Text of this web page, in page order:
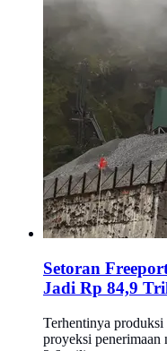
Setoran
Jadi Rp 84,9
Terhentinya
proyeksi penerimaan